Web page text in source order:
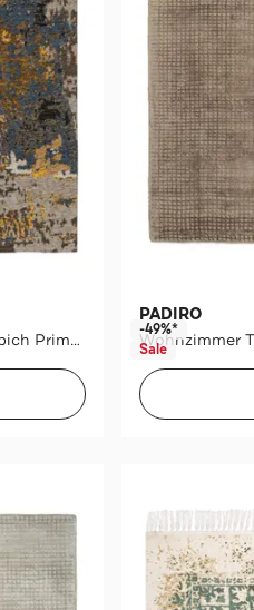
Wohnzimmer Teppich Kurzflorteppich Primavera 525
PADIRO
-49%*
Sale